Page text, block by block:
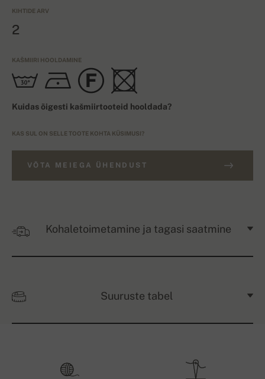
KIHTIDE ARV
2
KAŠMIIRI HOOLDAMINE
Kuidas õigesti kašmiirtooteid hooldada?
KAS SUL ON SELLE TOOTE KOHTA KÜSIMUSI?
VÕTA MEIEGA ÜHENDUST
Kohaletoimetamine ja tagasi saatmine
Suuruste tabel